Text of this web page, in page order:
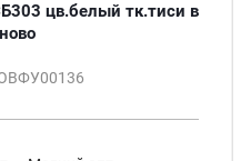
цв.белый тк.тиси в